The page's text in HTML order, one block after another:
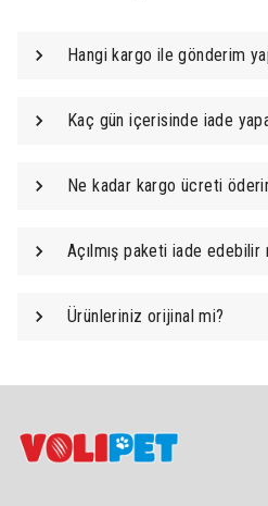
Hangi kargo ile gönderim
Kaç gün içerisinde iade
Ne kadar kargo ücreti
Açılmış paketi iade edebilir
Ürünleriniz orijinal mi?